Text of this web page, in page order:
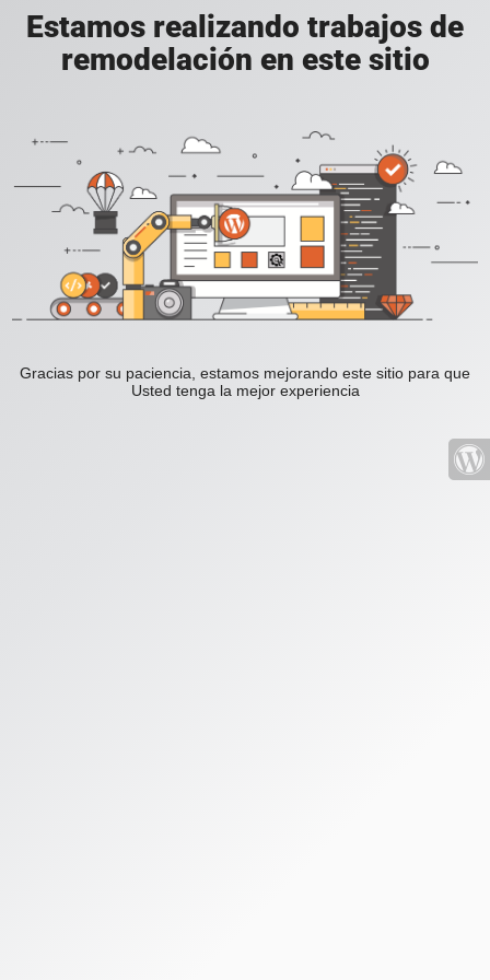
Estamos realizando trabajos de
remodelación en este sitio
Gracias por su paciencia, estamos mejorando este sitio para que
Usted tenga la mejor experiencia